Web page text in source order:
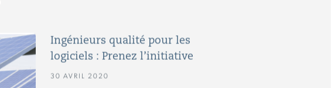
Ingénieurs qualité pour les
logiciels : Prenez l’initiative
30 AVRIL 2020